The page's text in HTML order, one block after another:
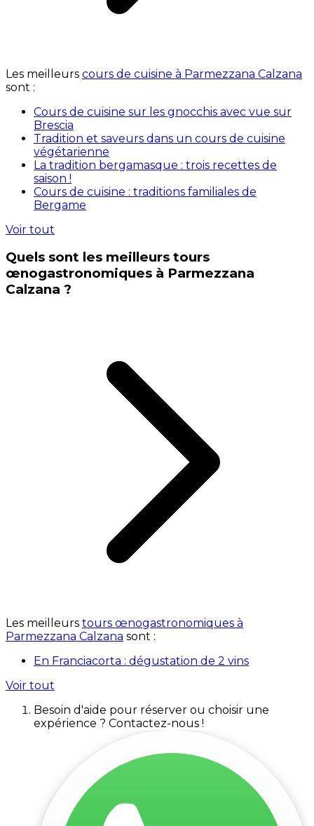
Les meilleurs cours de cuisine à Parmezzana Calzana
sont :
Cours de cuisine sur les gnocchis avec vue sur
Brescia
Tradition et saveurs dans un cours de cuisine
végétarienne
La tradition bergamasque : trois recettes de
saison !
Cours de cuisine : traditions familiales de
Bergame
Voir tout
Quels sont les meilleurs tours
œnogastronomiques à Parmezzana
Calzana ?
Les meilleurs tours œnogastronomiques à
Parmezzana Calzana sont :
En Franciacorta : dégustation de 2 vins
Voir tout
Besoin d'aide pour réserver ou choisir une
expérience ? Contactez-nous !